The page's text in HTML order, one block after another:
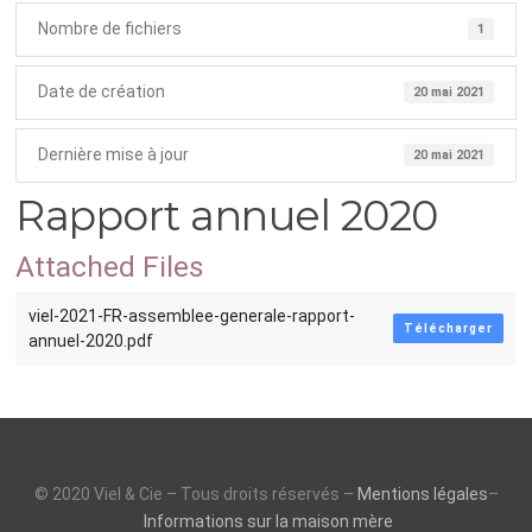
Nombre de fichiers 1
Date de création 20 mai 2021
Dernière mise à jour 20 mai 2021
Rapport annuel 2020
Attached Files
viel-2021-FR-assemblee-generale-rapport-
annuel-2020.pdf
Télécharger
© 2020 Viel & Cie – Tous droits réservés – Mentions légales–
Informations sur la maison mère